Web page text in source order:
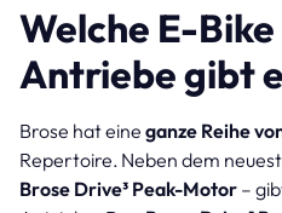
Welche E-
Antriebe gibt
Brose hat eine ganze Reihe
Repertoire. Neben dem
Brose Drive³ Peak-Motor –